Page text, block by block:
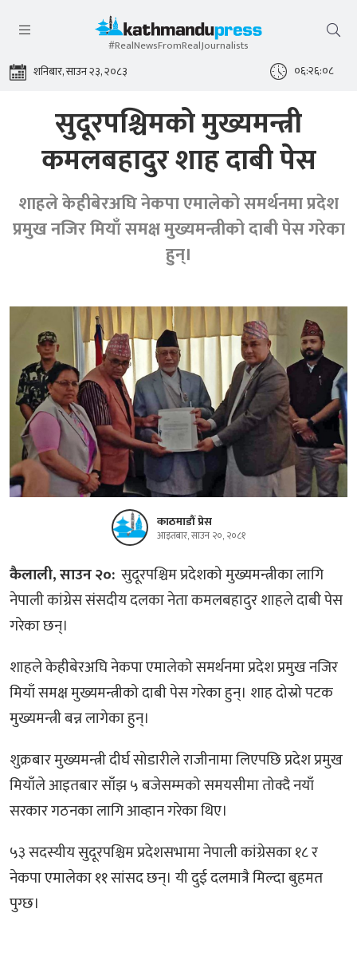
#RealNewsFromRealJournalists
शनिबार, साउन २३, २०८३ ०६:२६:०९
सुदूरपश्चिमको मुख्यमन्त्री
कमलबहादुर शाह दाबी पेस
शाहले केहीबेरअघि नेकपा एमालेको समर्थनमा प्रदेश
प्रमुख नजिर मियाँ समक्ष मुख्यमन्त्रीको दाबी पेस गरेका
हुन्।
काठमाडौं प्रेस
आइतबार, साउन २०, २०८१
कैलाली, साउन २०: सुदूरपश्चिम प्रदेशको मुख्यमन्त्रीका लागि
नेपाली कांग्रेस संसदीय दलका नेता कमलबहादुर शाहले दाबी पेस
गरेका छन्।
शाहले केहीबेरअघि नेकपा एमालेको समर्थनमा प्रदेश प्रमुख नजिर
मियाँ समक्ष मुख्यमन्त्रीको दाबी पेस गरेका हुन्। शाह दोस्रो पटक
मुख्यमन्त्री बन्न लागेका हुन्।
शुक्रबार मुख्यमन्त्री दीर्घ सोडारीले राजीनामा लिएपछि प्रदेश प्रमुख
मियाँले आइतबार साँझ ५ बजेसम्मको समयसीमा तोक्दै नयाँ
सरकार गठनका लागि आव्हान गरेका थिए।
५३ सदस्यीय सुदूरपश्चिम प्रदेशसभामा नेपाली कांग्रेसका १८ र
नेकपा एमालेका ११ सांसद छन्। यी दुई दलमात्रै मिल्दा बुहमत
पुग्छ।